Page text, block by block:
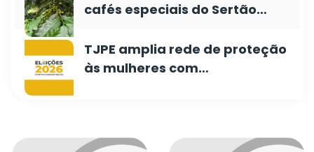
cafés especiais do Sertão…
TJPE amplia rede de proteção
às mulheres com…